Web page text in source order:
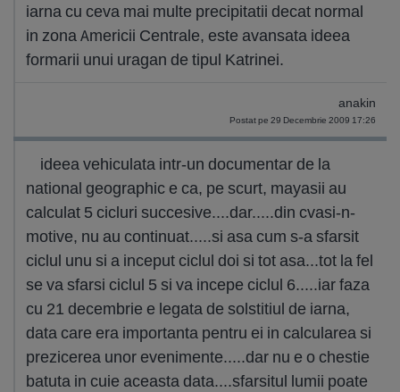
iarna cu ceva mai multe precipitatii decat normal
in zona Americii Centrale, este avansata ideea
formarii unui uragan de tipul Katrinei.
anakin
Postat pe 29 Decembrie 2009 17:26
ideea vehiculata intr-un documentar de la
national geographic e ca, pe scurt, mayasii au
calculat 5 cicluri succesive....dar.....din cvasi-n-
motive, nu au continuat.....si asa cum s-a sfarsit
ciclul unu si a inceput ciclul doi si tot asa...tot la fel
se va sfarsi ciclul 5 si va incepe ciclul 6.....iar faza
cu 21 decembrie e legata de solstitiul de iarna,
data care era importanta pentru ei in calcularea si
prezicerea unor evenimente.....dar nu e o chestie
batuta in cuie aceasta data....sfarsitul lumii poate